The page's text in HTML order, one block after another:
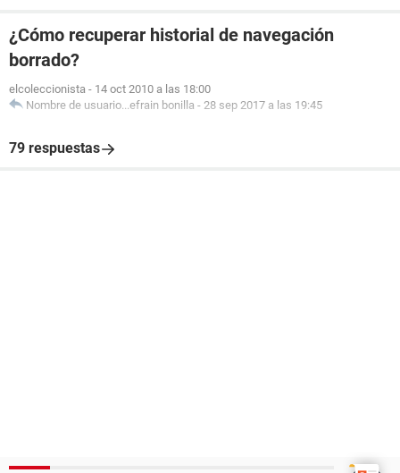
¿Cómo recuperar historial de navegación
borrado?
elcoleccionista - 14 oct 2010 a las 18:00
Nombre de usuario...efrain bonilla - 28 sep 2017 a las 19:45
79 respuestas